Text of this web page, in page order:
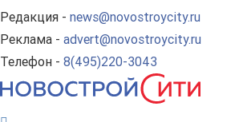
Редакция - news@novostroycity.ru
Реклама - advert@novostroycity.ru
Телефон - 8(495)220-3043